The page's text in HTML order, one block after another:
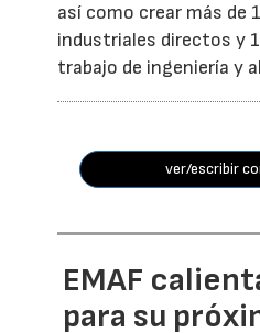
así como crear más de
industriales directos y
trabajo de ingeniería y
ver/escribir
EMAF
para su